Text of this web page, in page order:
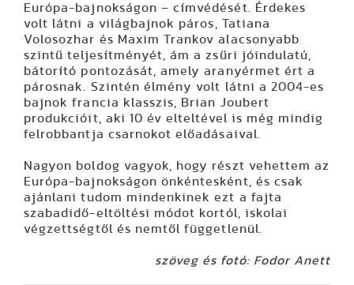
Európa-bajnokságon – címvédését. Érdekes
volt látni a világbajnok páros, Tatiana
Volosozhar és Maxim Trankov alacsonyabb
szintű teljesítményét, ám a zsűri jóindulatú,
bátorító pontozását, amely aranyérmet ért a
párosnak. Szintén élmény volt látni a 2004-es
bajnok francia klasszis, Brian Joubert
produkcióit, aki 10 év elteltével is még mindig
felrobbantja csarnokot előadásaival.
Nagyon boldog vagyok, hogy részt vehettem az
Európa-bajnokságon önkéntesként, és csak
ajánlani tudom mindenkinek ezt a fajta
szabadidő-eltöltési módot kortól, iskolai
végzettségtől és nemtől függetlenül.
szöveg és fotó: Fodor Anett